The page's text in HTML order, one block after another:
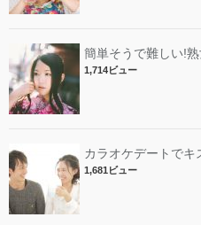
簡単そうで難しい!
1,714ビュー
カラオケデートでキ
1,681ビュー